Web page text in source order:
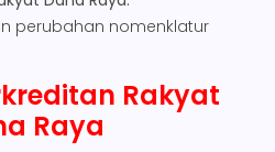
perubahan nomenklatur
Rakyat
Raya